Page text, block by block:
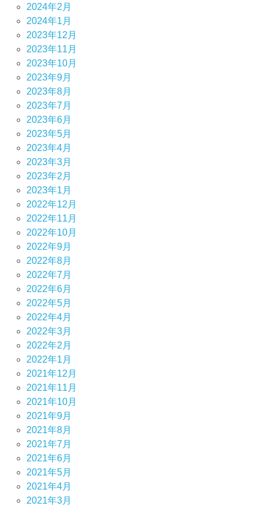
2024年2月
2024年1月
2023年12月
2023年11月
2023年10月
2023年9月
2023年8月
2023年7月
2023年6月
2023年5月
2023年4月
2023年3月
2023年2月
2023年1月
2022年12月
2022年11月
2022年10月
2022年9月
2022年8月
2022年7月
2022年6月
2022年5月
2022年4月
2022年3月
2022年2月
2022年1月
2021年12月
2021年11月
2021年10月
2021年9月
2021年8月
2021年7月
2021年6月
2021年5月
2021年4月
2021年3月